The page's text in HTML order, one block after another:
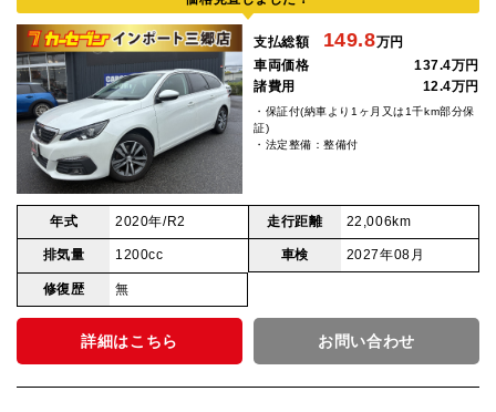
支払総額 149.8万円
車両価格
137.4万円
諸費用
12.4万円
・保証付(納車より1ヶ月又は1千km部分保
証)
・法定整備：整備付
年式 2020年/R2 走行距離 22,006km
排気量 1200cc 車検 2027年08月
修復歴 無
詳細はこちら お問い合わせ